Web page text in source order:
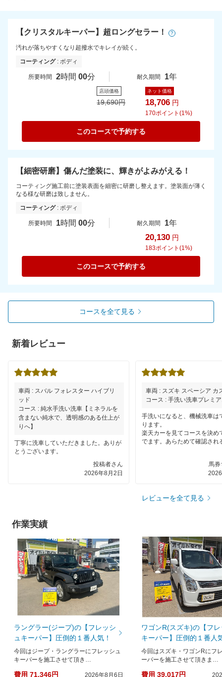
【クリスタルキーパー】超ロングセラー！ ?
汚れが落ちやすくなり超撥水でキレイが続く。
コーティング: ボディ
所要時間 2時間 00分 耐久期間 1年
店頭価格
19,690円
ネット価格
18,706 円
170ポイント(1%)
このコースで予約する
【細密研磨】傷んだ塗装に、輝きがよみがえる！
コーティング施工前に塗装表面を細密に研磨し整えます。塗装面が薄く
なる様な研磨は致しません。
コーティング: ボディ
所要時間 1時間 00分 耐久期間 1年
20,130 円
183ポイント(1%)
このコースで予約する
コースを全て見る
新着レビュー
車両 : スバル フォレスター ハイブリ
ッド
コース : 純水手洗い洗車【ミネラルを
含まない純水で、透明感のある仕上が
りへ】
丁寧に洗車していただきました。ありが
とうございます。
投稿者さん
2026年8月2日
車両 : スズキ スペーシア カ
コース : 手洗い洗車プレミ
手洗いになると、機械洗車は
ります。
楽天カーを見てコースを決め
でます。あらためて確認され
馬券
レビューを全て見る
作業実績
ラングラー(ジープ)の【フレッシ
ュキーパー】圧倒的１番人気！
今回はジープ・ラングラーにフレッシュ
キーパーを施工させて頂き…
費用 71,346円 2026年8月6日
ワゴンR(スズキ)の【フ
キーパー】圧倒的１番人
今回はスズキ・ワゴンRにフ
ーパーを施工させて頂きま…
費用 39,017円